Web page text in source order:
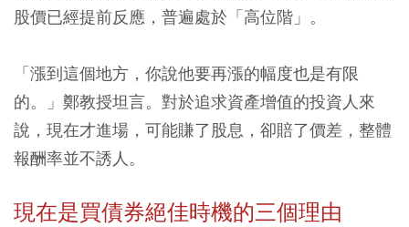
股價已經提前反應，普遍處於「高位階」。
「漲到這個地方，你說他要再漲的幅度也是有限
的。」鄭教授坦言。對於追求資產增值的投資人來
說，現在才進場，可能賺了股息，卻賠了價差，整體
報酬率並不誘人。
現在是買債券絕佳時機的三個理由